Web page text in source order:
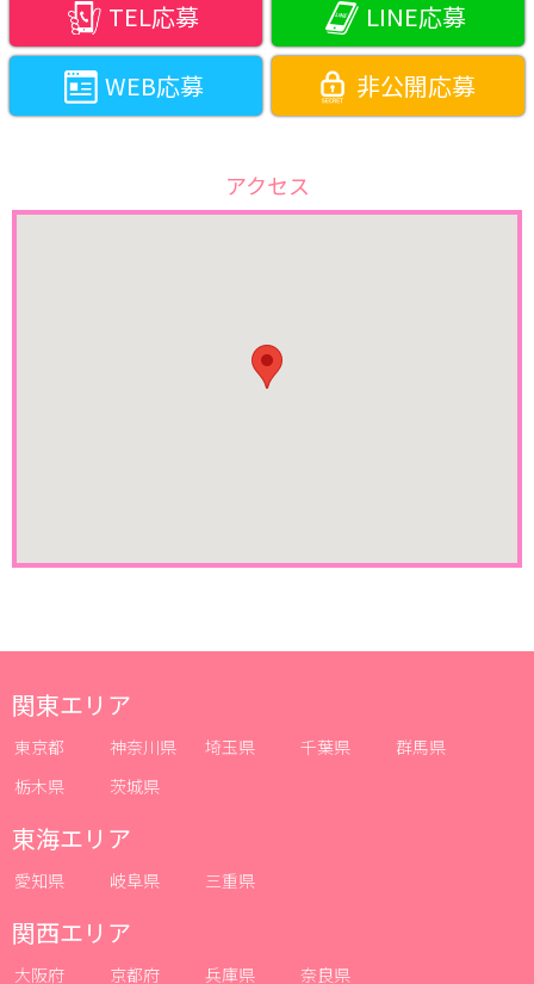
TEL応募
LINE応募
WEB応募
非公開応募
アクセス
関東エリア
東京都 神奈川県 埼玉県 千葉県
群馬県
栃木県
茨城県
東海エリア
愛知県 岐阜県 三重県
関西エリア
大阪府 京都府 兵庫県 奈良県